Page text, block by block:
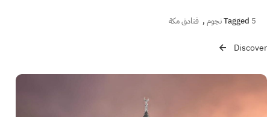
Tagged 5 نجوم , فنادق مكة
Discover